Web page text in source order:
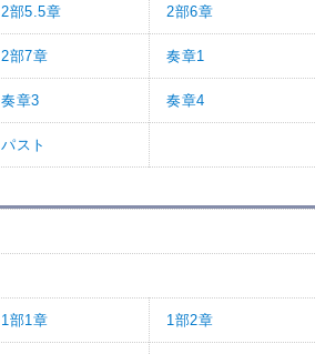
2部5.5章 2部6章
2部7章 奏章1
奏章3 奏章4
パスト
1部1章 1部2章